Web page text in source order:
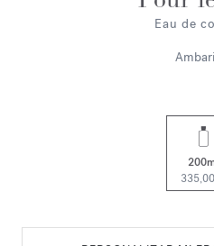
Eau de